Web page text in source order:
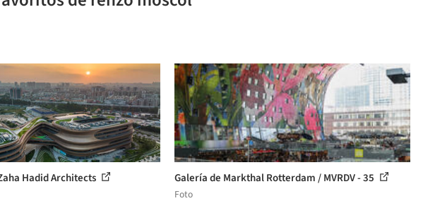
Hadid Architects Galería de Markthal Rotterdam / MVRDV - 35
Foto